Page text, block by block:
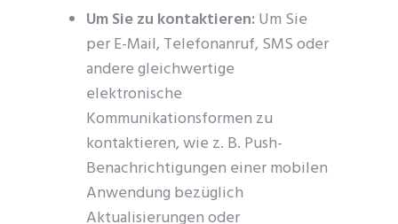
Um Sie zu kontaktieren:Um Sie
per E-Mail, Telefonanruf, SMS oder
andere gleichwertige
elektronische
Kommunikationsformen zu
kontaktieren, wie z. B. Push-
Benachrichtigungen einer mobilen
Anwendung bezüglich
Aktualisierungen oder